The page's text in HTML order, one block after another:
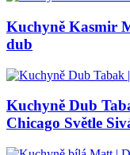
Kuchyně Kasmir
dub
Kuchyně Dub
Chicago Světle